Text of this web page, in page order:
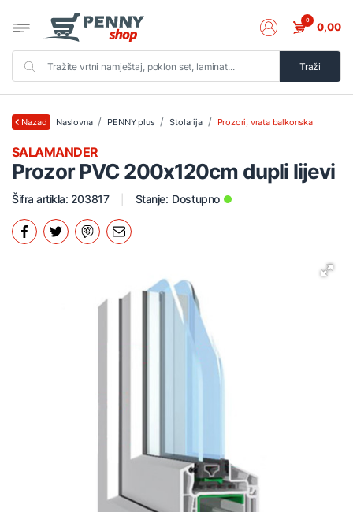
Traži
0 0,00
Nazad Naslovna PENNY plus Stolarija Prozori, vrata balkonska
Prozor PVC 200x120cm dupli lijevi
SALAMANDER
Šifra artikla: 203817 Stanje: Dostupno